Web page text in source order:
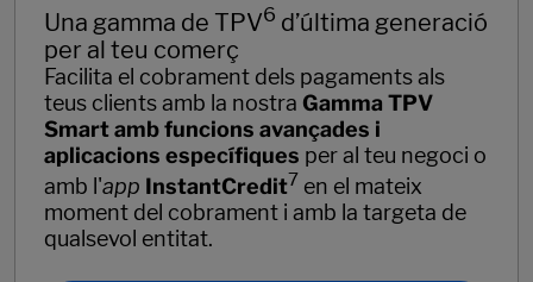
Una gamma de TPV6 d’última generació
per al teu comerç
Facilita el cobrament dels pagaments als
teus clients amb la nostra Gamma TPV
Smart amb funcions avançades i
aplicacions específiques per al teu negoci o
amb l'app InstantCredit7 en el mateix
moment del cobrament i amb la targeta de
qualsevol entitat.